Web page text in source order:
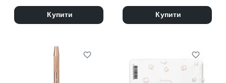
Купити Купити